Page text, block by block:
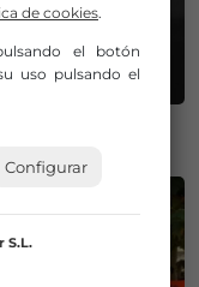
el mejor
de agosto
de cookies.
el botón
uso pulsando el
Configurar
S.L.